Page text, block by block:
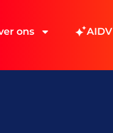
ons AIDV